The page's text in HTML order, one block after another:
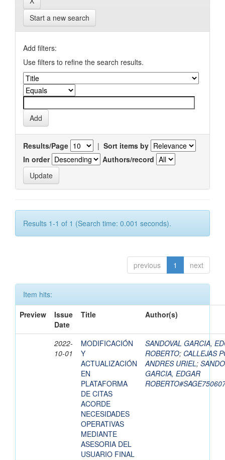
Start a new search
Add filters:
Use filters to refine the search results.
Results/Page | Sort items by
In order
Authors/record
Results 1-1 of 1 (Search time: 0.001 seconds).
previous 1 next
Item hits:
Preview
Issue
Date
Title Author(s)
2022-
10-01
MODIFICACIÓN
Y
ACTUALIZACIÓN
EN
PLATAFORMA
DE CITAS
ACORDE
NECESIDADES
OPERATIVAS
MEDIANTE
ASESORIA DEL
USUARIO FINAL
SANDOVAL GARCIA,
ROBERTO; CALLEJAS
ANDRES URIEL;
GARCIA, EDGAR